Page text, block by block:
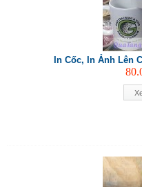
In Cốc, In Ảnh Lên